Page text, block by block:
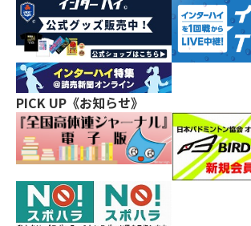
PICK UP《お知らせ》